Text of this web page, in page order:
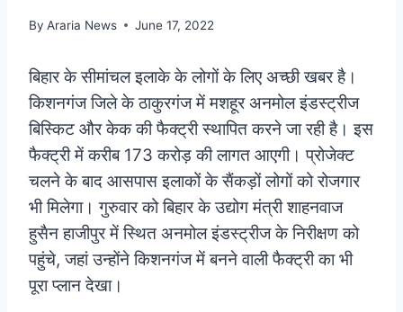
By Araria News June 17, 2022
बिहार के सीमांचल इलाके के लोगों के लिए अच्छी खबर है।
किशनगंज जिले के ठाकुरगंज में मशहूर अनमोल इंडस्ट्रीज
बिस्किट और केक की फैक्ट्री स्थापित करने जा रही है। इस
फैक्ट्री में करीब 173 करोड़ की लागत आएगी।प्रोजेक्ट
चलने के बाद आसपास इलाकों के सैंकड़ों लोगों को रोजगार
भी मिलेगा। गुरुवार को बिहार के उद्योग मंत्री शाहनवाज
हुसैन हाजीपुर में स्थित अनमोल इंडस्ट्रीज के निरीक्षण को
पहुंचे, जहां उन्होंने किशनगंज में बनने वाली फैक्ट्री का भी
पूरा प्लान देखा।